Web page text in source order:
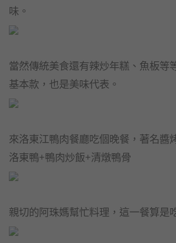
味。
當然傳統美食還有辣炒年糕、魚板等
基本款，也是美味代表。
來洛東江鴨肉餐廳吃個晚餐，著名醬
洛東鴨+鴨肉炒飯+清燉鴨骨
親切的阿珠媽幫忙料理，這一餐算是